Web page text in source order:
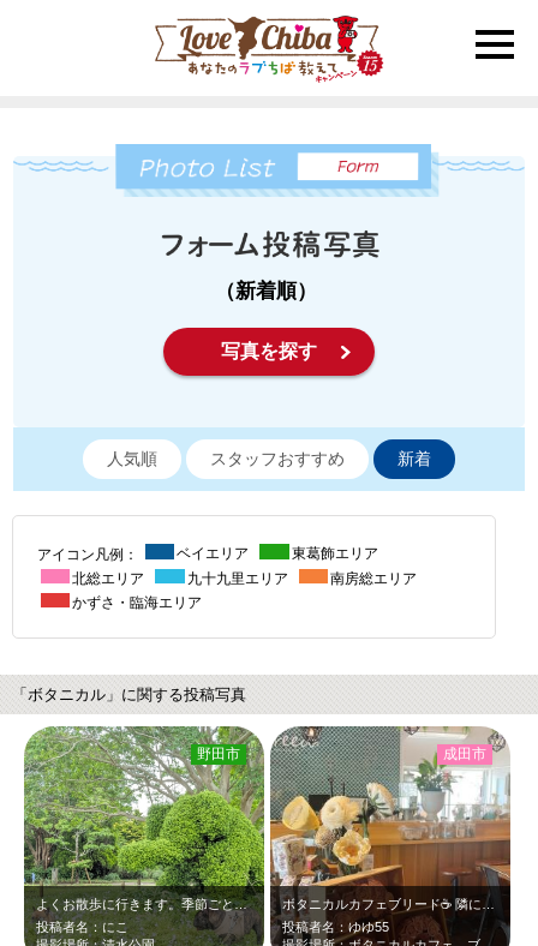
toggle
（新着順）
写真を探す
人気順 スタッフおすすめ 新着
アイコン凡例： ベイエリア
東葛飾エリア
北総エリア
九十九里エリア
南房総エリア
かずさ・臨海エリア
「ボタニカル」に関する投稿写真
よくお散歩に行きます。季節ごとにきれいな景色が見られます。
投稿者名：にこ
野田市
ボタニカルカフェブリード☕️ 隣には温室があり紫陽花や観葉植物を購入できます💠
投稿者名：ゆゆ55
成田市